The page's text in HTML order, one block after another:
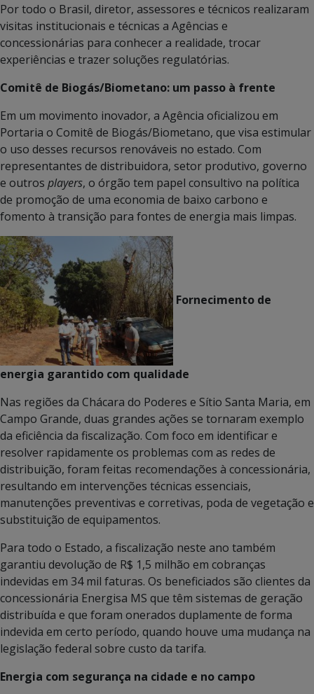
Por todo o Brasil, diretor, assessores e técnicos realizaram
visitas institucionais e técnicas a Agências e
concessionárias para conhecer a realidade, trocar
experiências e trazer soluções regulatórias.
Comitê de Biogás/Biometano: um passo à frente
Em um movimento inovador, a Agência oficializou em
Portaria o Comitê de Biogás/Biometano, que visa estimular
o uso desses recursos renováveis no estado. Com
representantes de distribuidora, setor produtivo, governo
e outros players, o órgão tem papel consultivo na política
de promoção de uma economia de baixo carbono e
fomento à transição para fontes de energia mais limpas.
Fornecimento de
energia garantido com qualidade
Nas regiões da Chácara do Poderes e Sítio Santa Maria, em
Campo Grande, duas grandes ações se tornaram exemplo
da eficiência da fiscalização. Com foco em identificar e
resolver rapidamente os problemas com as redes de
distribuição, foram feitas recomendações à concessionária,
resultando em intervenções técnicas essenciais,
manutenções preventivas e corretivas, poda de vegetação e
substituição de equipamentos.
Para todo o Estado, a fiscalização neste ano também
garantiu devolução de R$ 1,5 milhão em cobranças
indevidas em 34 mil faturas. Os beneficiados são clientes da
concessionária Energisa MS que têm sistemas de geração
distribuída e que foram onerados duplamente de forma
indevida em certo período, quando houve uma mudança na
legislação federal sobre custo da tarifa.
Energia com segurança na cidade e no campo